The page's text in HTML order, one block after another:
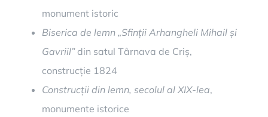
monument istoric
Biserica de lemn „Sfinții Arhangheli Mihail și
Gavriil”din satul Târnava de Criș,
construcție 1824
Construcții din lemn, secolul al XIX-lea,
monumente istorice